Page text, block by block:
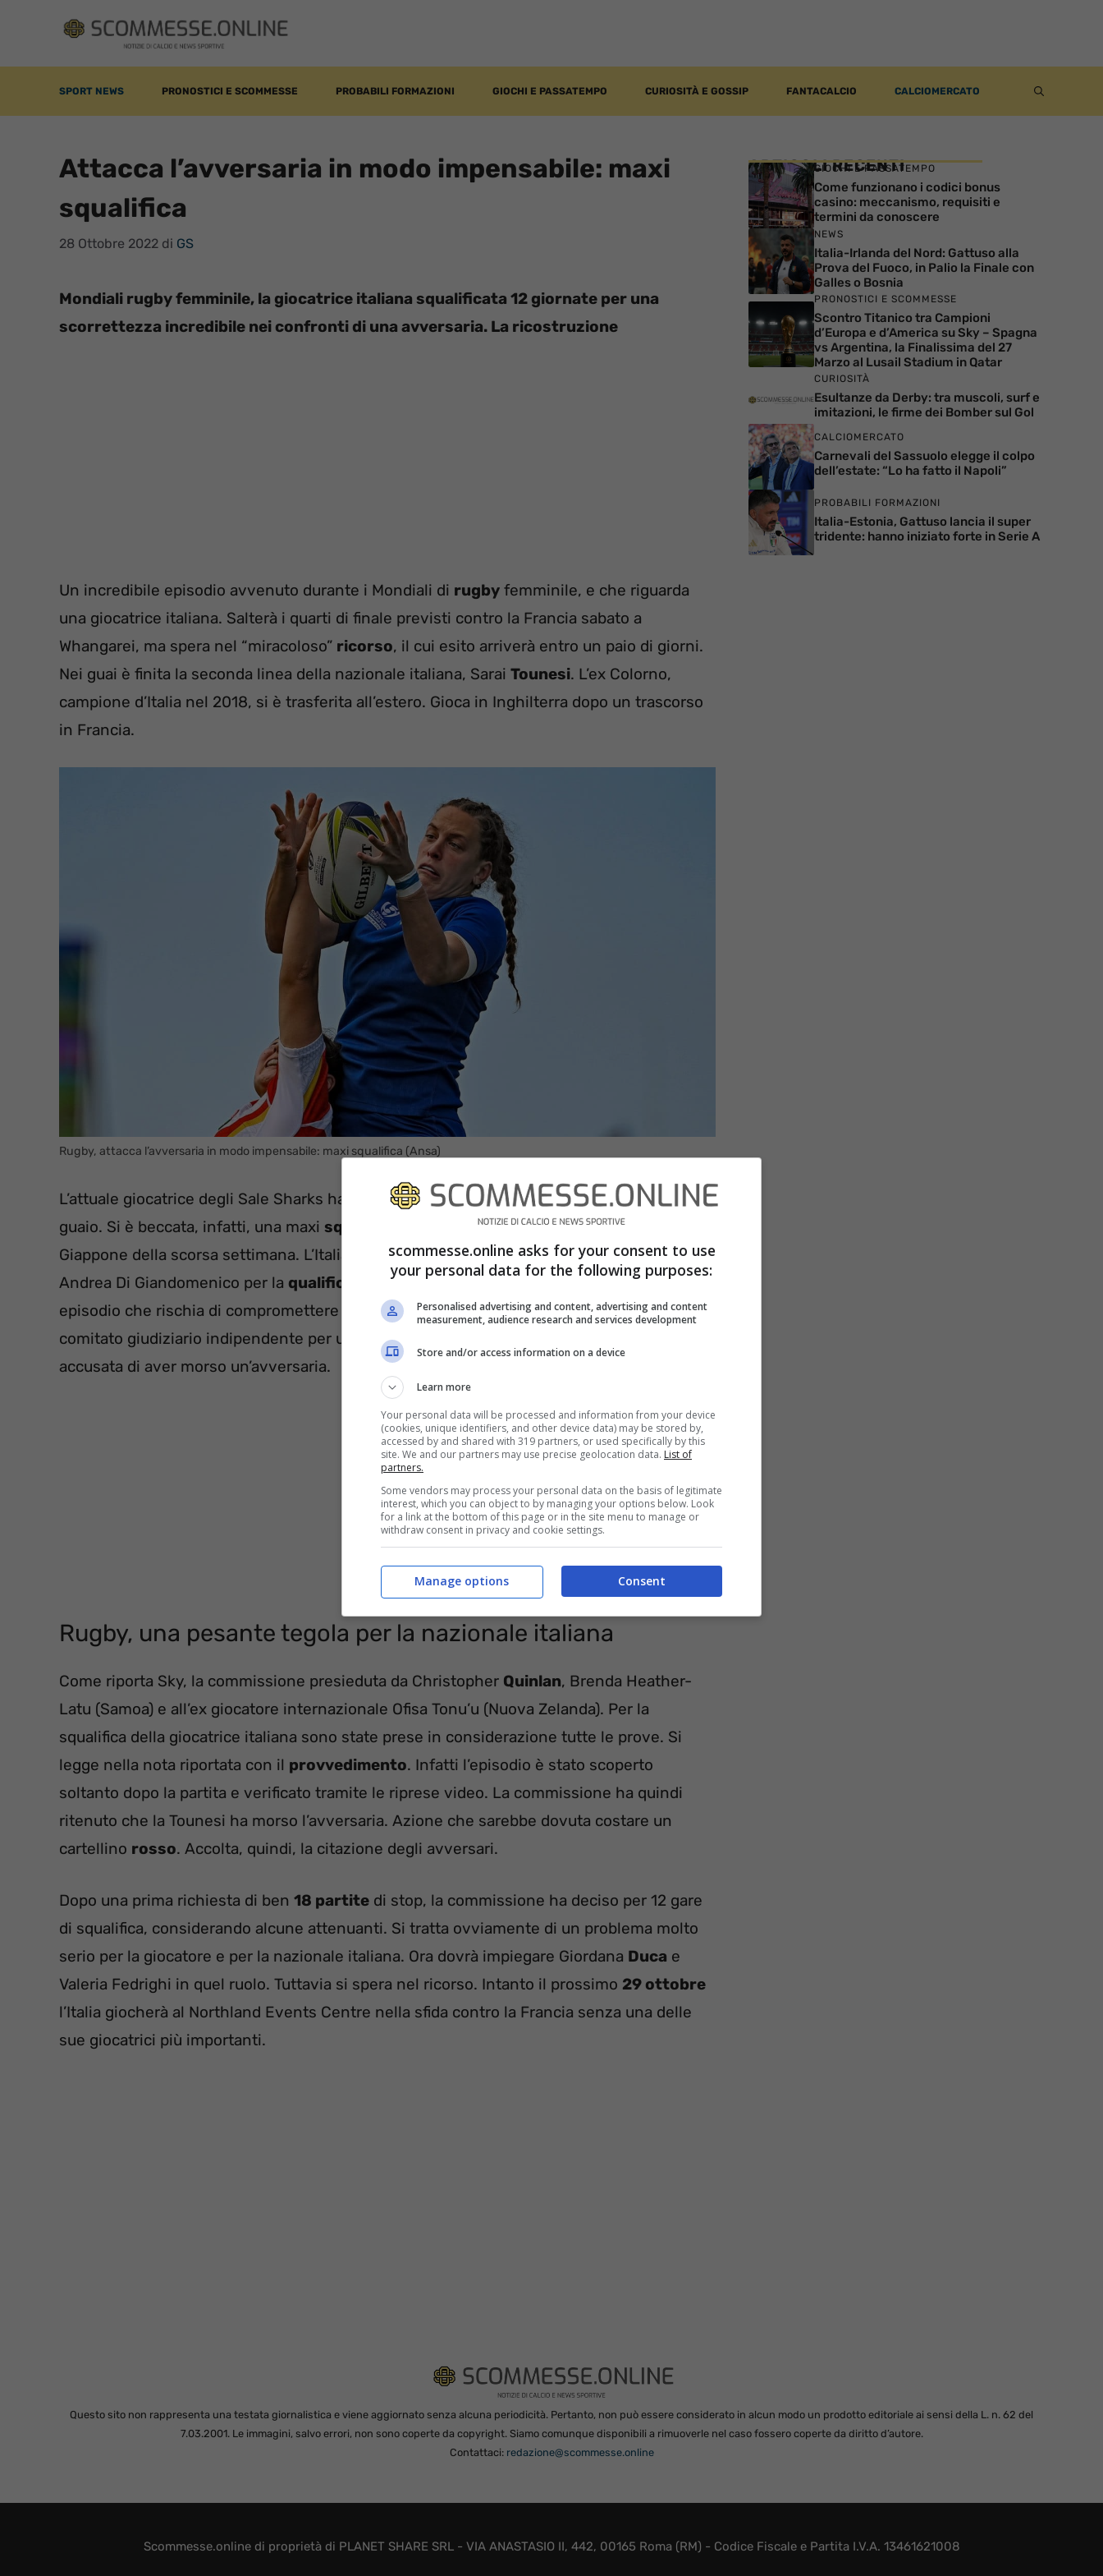
contenuto
SPORT NEWS PRONOSTICI E SCOMMESSE PROBABILI FORMAZIONI GIOCHI E PASSATEMPO CURIOSITÀ E GOSSIP FANTACALCIO CALCIOMERCATO
Attacca l’avversaria in modo impensabile: maxi
squalifica
28 Ottobre 2022 di GS
Mondiali rugby femminile, la giocatrice italiana squalificata 12 giornate per una
scorrettezza incredibile nei confronti di una avversaria. La ricostruzione
Un incredibile episodio avvenuto durante i Mondiali di rugby femminile, e che riguarda
una giocatrice italiana. Salterà i quarti di finale previsti contro la Francia sabato a
Whangarei, ma spera nel “miracoloso” ricorso, il cui esito arriverà entro un paio di giorni.
Nei guai è finita la seconda linea della nazionale italiana, Sarai Tounesi. L’ex Colorno,
campione d’Italia nel 2018, si è trasferita all’estero. Gioca in Inghilterra dopo un trascorso
in Francia.
Rugby, attacca l’avversaria in modo impensabile: maxi squalifica (Ansa)
L’attuale giocatrice degli Sale Sharks ha 25 caps all’attivo con l’Italia e ha combinato un bel
guaio. Si è beccata, infatti, una maxi squalifica
. Tutto è avvenuto nella partita contro il
Giappone della scorsa settimana. L’Italia ha vinto con un netto 21-8, ma la gioia del ct
Andrea Di Giandomenico per la qualificazione ai quarti è stata macchiata dal brutto
episodio che rischia di compromettere la situazione. LaTounesiè stata convocata da un
comitato giudiziario indipendente per una grave infrazione, vale a dire che è stata
accusata di aver morso un’avversaria.
Rugby, una pesante tegola per la nazionale italiana
Come riporta Sky, la commissione presieduta da Christopher Quinlan, Brenda Heather-
Latu (Samoa) e all’ex giocatore internazionale Ofisa Tonu’u (Nuova Zelanda). Per la
squalifica della giocatrice italiana sono state prese in considerazione tutte le prove. Si
legge nella nota riportata con il provvedimento. Infatti l’episodio è stato scoperto
soltanto dopo la partita e verificato tramite le riprese video. La commissione ha quindi
ritenuto che la Tounesi ha morso l’avversaria. Azione che sarebbe dovuta costare un
cartellino rosso. Accolta, quindi, la citazione degli avversari.
Dopo una prima richiesta di ben 18 partite di stop, la commissione ha deciso per 12 gare
di squalifica, considerando alcune attenuanti. Si tratta ovviamente di un problema molto
serio per la giocatore e per la nazionale italiana. Ora dovrà impiegare Giordana Duca e
Valeria Fedrighi in quel ruolo. Tuttavia si spera nel ricorso. Intanto il prossimo 29 ottobre
l’Italia giocherà al Northland Events Centre nella sfida contro la Francia senza una delle
sue giocatrici più importanti.
ARTICOLI RECENTI
GIOCHI E PASSATEMPO
Come funzionano i codici bonus
casino: meccanismo, requisiti e
termini da conoscere
NEWS
Italia-Irlanda del Nord: Gattuso alla
Prova del Fuoco, in Palio la Finale con
Galles o Bosnia
PRONOSTICI E SCOMMESSE
Scontro Titanico tra Campioni
d’Europa e d’America su Sky – Spagna
vs Argentina, la Finalissima del 27
Marzo al Lusail Stadium in Qatar
CURIOSITÀ
Esultanze da Derby: tra muscoli, surf e
imitazioni, le firme dei Bomber sul Gol
CALCIOMERCATO
Carnevali del Sassuolo elegge il colpo
dell’estate: “Lo ha fatto il Napoli”
PROBABILI FORMAZIONI
Italia-Estonia, Gattuso lancia il super
tridente: hanno iniziato forte in Serie A
Questo sito non rappresenta una testata giornalistica e viene aggiornato senza alcuna periodicità. Pertanto, non può essere considerato in alcun modo un prodotto editoriale ai sensi della L. n. 62 del
7.03.2001. Le immagini, salvo errori, non sono coperte da copyright. Siamo comunque disponibili a rimuoverle nel caso fossero coperte da diritto d’autore.
Contattaci: redazione@scommesse.online
Scommesse.online di proprietà di PLANET SHARE SRL - VIA ANASTASIO II, 442, 00165 Roma (RM) - Codice Fiscale e Partita I.V.A. 13461621008
scommesse.online asks for your consent to use
your personal data for the following purposes:
Personalised advertising and content, advertising and content
measurement, audience research and services development
Store and/or access information on a device
Learn more
Your personal data will be processed and information from your device
(cookies, unique identifiers, and other device data) may be stored by,
accessed by and shared with 319 partners, or used specifically by this
site. We and our partners may use precise geolocation data. List of
partners.
Some vendors may process your personal data on the basis of legitimate
interest, which you can object to by managing your options below. Look
for a link at the bottom of this page or in the site menu to manage or
withdraw consent in privacy and cookie settings.
Consent
Manage options